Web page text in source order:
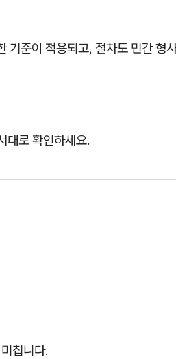
기준이 적용되고, 절차도 민간 형
대로 확인하세요.
칩니다.